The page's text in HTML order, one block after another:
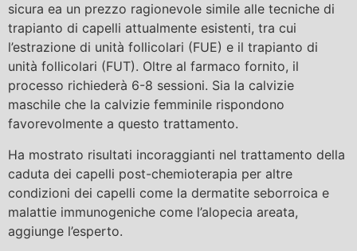
sicura ea un prezzo ragionevole simile alle tecniche di
trapianto di capelli attualmente esistenti, tra cui
l’estrazione di unità follicolari (FUE) e il trapianto di
unità follicolari (FUT). Oltre al farmaco fornito, il
processo richiederà 6-8 sessioni. Sia la calvizie
maschile che la calvizie femminile rispondono
favorevolmente a questo trattamento.
Ha mostrato risultati incoraggianti nel trattamento della
caduta dei capelli post-chemioterapia per altre
condizioni dei capelli come la dermatite seborroica e
malattie immunogeniche come l’alopecia areata,
aggiunge l’esperto.